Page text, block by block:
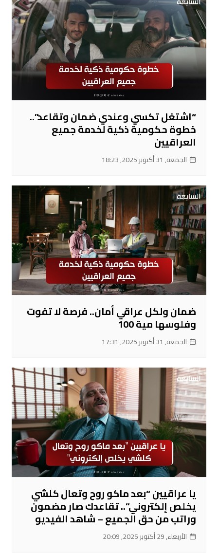
“اشتغل تكسي وعندي ضمان وتقاعد”..
خطوة حكومية ذكية لخدمة جميع
العراقيين
الجمعة, 31 أكتوبر 2025, 18:23
ضمان ولكل عراقي أمان.. فرصة لا تفوت
وفلوسها مية 100
الجمعة, 31 أكتوبر 2025, 17:31
يا عراقيين “بعد ماكو روح وتعال كلشي
يخلص إلكتروني”.. تقاعدك صار مضمون
وراتب من حق الجميع – شاهد الفيديو
الأربعاء, 29 أكتوبر 2025, 20:09